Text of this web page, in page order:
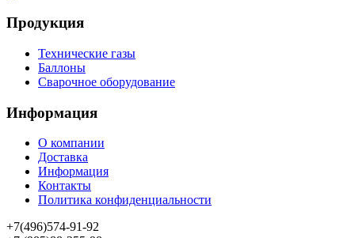
Продукция
Технические газы
Баллоны
Сварочное оборудование
Информация
О компании
Доставка
Информация
Контакты
Политика конфиденциальности
+7(496)574-91-92